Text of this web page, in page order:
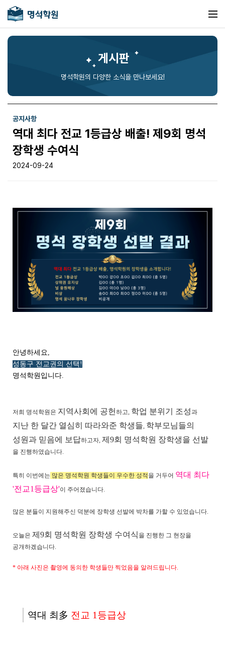
게시판
명석학원의 다양한 소식을 만나보세요!
공지사항
역대 최다 전교 1등급상 배출! 제9회 명석
장학생 수여식
2024-09-24
안녕하세요,
성동구 전교권의 선택!
명석학원입니다.
​저희 명석학원은 지역사회에 공헌 하고, 학업 분위기 조성과
지난 한 달간 열심히 따라와준 학생들, 학부모님들의
성원과 믿음에 보답하고자, 제9회 명석학원 장학생을 선발
을 진행하였습니다.
특히 이번에는 많은 명석학원 학생들이 우수한 성적 을 거두어 역대 최다
'전교1등급상'이 주어졌습니다.
많은 분들이 지원해주신 덕분에 장학생 선발에 박차를 가할 수 있었습니다.
오늘은 제9회 명석학원 장학생 수여식 을 진행한 그 현장을
공개하겠습니다.
* 아래 사진은 촬영에 동의한 학생들만 찍었음을 알려드립니다.
역대 최多 전교 1등급상